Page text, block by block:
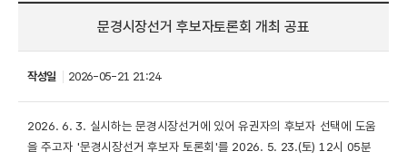
문경시장선거 후보자토론회 개최 공표
작성일 2026-05-21 21:24
2026. 6. 3. 실시하는 문경시장선거에 있어 유권자의 후보자 선택에 도움
을 주고자 '문경시장선거 후보자 토론회'를 2026. 5. 23.(토) 12시 05분